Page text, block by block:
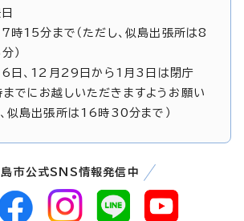
15分まで（ただし、似島出張所は8
）
6日、12月29日から1月3日は閉庁
でにお越しいただきますようお願い
、似島出張所は16時30分まで）
島市公式SNS情報発信中